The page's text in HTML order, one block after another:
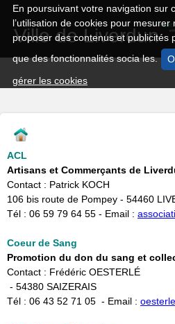
En poursuivant votre navigation sur
l’utilisation de cookies pour
proposer des contenus et publicités
que des fonctionnalités socia les.
gérer les cookies
Ville de Liverdun
ACL
Artisans et Commerçants de
Contact : Patrick KOCH
106 bis route de Pompey - 54460
Tél : 06 59 79 64 55 - Email :
Coeur de Sang
Promotion du don du sang et
Contact : Frédéric OESTERLÉ
- 54380 SAIZERAIS
Tél : 06 43 52 71 05 - Email :